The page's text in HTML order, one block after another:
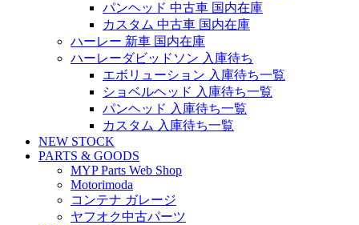
パンヘッド 中古車 国内在庫
カスタム 中古車 国内在庫
ハーレー 新車 国内在庫
ハーレーダビッドソン 入庫待ち
エボリューション 入庫待ち一覧
ショベルヘッド 入庫待ち一覧
パンヘッド 入庫待ち一覧
カスタム 入庫待ち一覧
NEW STOCK
PARTS & GOODS
MYP Parts Web Shop
Motorimoda
コンテナ ガレージ
ヤフオク中古パーツ